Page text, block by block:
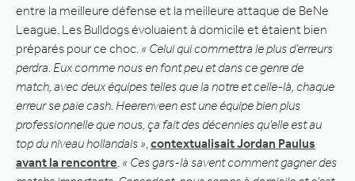
entre la meilleure défense et la meilleure attaque de BeNe
League. Les Bulldogs évoluaient à domicile et étaient bien
préparés pour ce choc. « Celui qui commettra le plus d’erreurs
perdra. Eux comme nous en font peu et dans ce genre de
match, avec deux équipes telles que la notre et celle-là, chaque
erreur se paie cash. Heerenveen est une équipe bien plus
professionnelle que nous, ça fait des décennies qu’elle est au
top du niveau hollandais » contextualisait Jordan Paulus
avant la rencontre « Ces gars-là savent comment gagner des